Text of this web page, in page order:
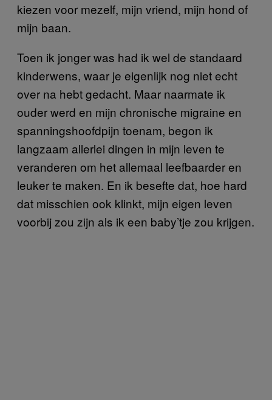
kiezen voor mezelf, mijn vriend, mijn hond of
mijn baan.
Toen ik jonger was had ik wel de standaard
kinderwens, waar je eigenlijk nog niet echt
over na hebt gedacht. Maar naarmate ik
ouder werd en mijn chronische migraine en
spanningshoofdpijn toenam, begon ik
langzaam allerlei dingen in mijn leven te
veranderen om het allemaal leefbaarder en
leuker te maken. En ik besefte dat, hoe hard
dat misschien ook klinkt, mijn eigen leven
voorbij zou zijn als ik een baby’tje zou krijgen.